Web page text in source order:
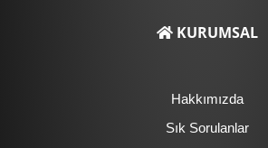
KURUMSAL
Hakkımızda
Sık Sorulanlar